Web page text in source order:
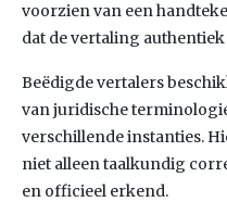
voorzien van een
dat de vertaling
Beëdigde vertalers
van juridische
verschillende instanties.
niet alleen taalkundig
en officieel erkend.